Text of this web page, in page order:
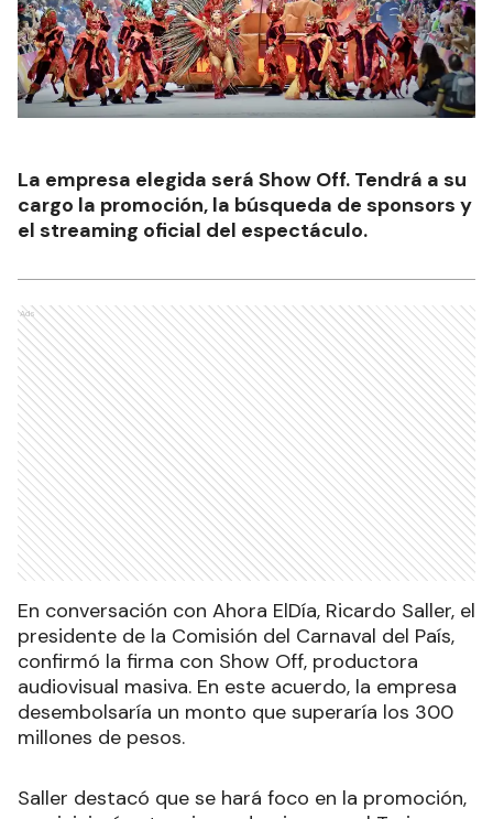
La empresa elegida será Show Off. Tendrá a su
cargo la promoción, la búsqueda de sponsors y
el streaming oficial del espectáculo.
Ads
En conversación con Ahora ElDía, Ricardo Saller, el
presidente de la Comisión del Carnaval del País,
confirmó la firma con Show Off, productora
audiovisual masiva. En este acuerdo, la empresa
desembolsaría un monto que superaría los 300
millones de pesos.
Saller destacó que se hará foco en la promoción,